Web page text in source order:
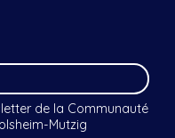
de la Communauté
Mutzig